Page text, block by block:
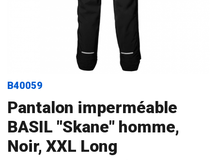
B40059
Pantalon imperméable
BASIL "Skane" homme,
Noir, XXL Long